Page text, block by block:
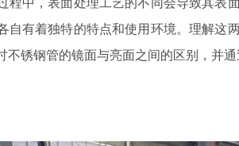
程中，表面处理工艺的不同会导致其表
自有着独特的特点和使用环境。理解这
不锈钢管的镜面与亮面之间的区别，并通